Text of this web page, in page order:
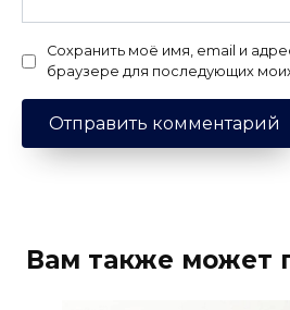
Сохранить моё имя, email и
браузере для последующих
Вам также может